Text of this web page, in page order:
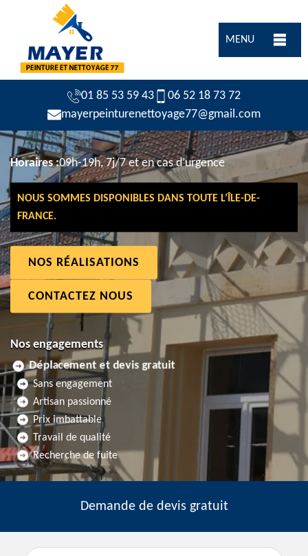
MENU
01 85 53 59 43
06 52 18 73 72
mayerpeinturenettoyage77@gmail.com
Horaires :09h-19h, 7j/7 et en cas d’urgence
NOUS SOMMES DISPONIBLES DANS TOUTE L’ÎLE-DE-
FRANCE.
NOS RÉALISATIONS
CONTACTEZ NOUS
Nos engagements
Déplacement et devis gratuit
Sans engagement
Artisan passionné
Prix imbattable
Travail de qualité
Recherche de fuite
Demande de devis gratuit